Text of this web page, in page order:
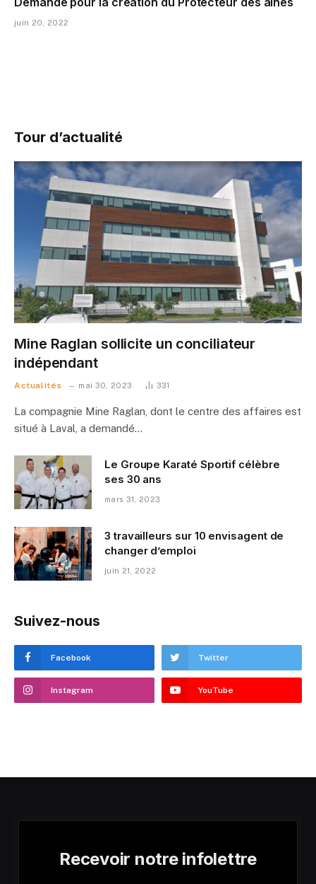
juin 20, 2022
Tour d’actualité
Mine Raglan sollicite un conciliateur
indépendant
Actualités mai 30, 2023 331
La compagnie Mine Raglan, dont le centre des affaires est
situé à Laval, a demandé…
Le Groupe Karaté Sportif célèbre
ses 30 ans
mars 31, 2023
3 travailleurs sur 10 envisagent de
changer d’emploi
juin 21, 2022
Suivez-nous
Facebook Twitter
Instagram YouTube
Recevoir notre infolettre